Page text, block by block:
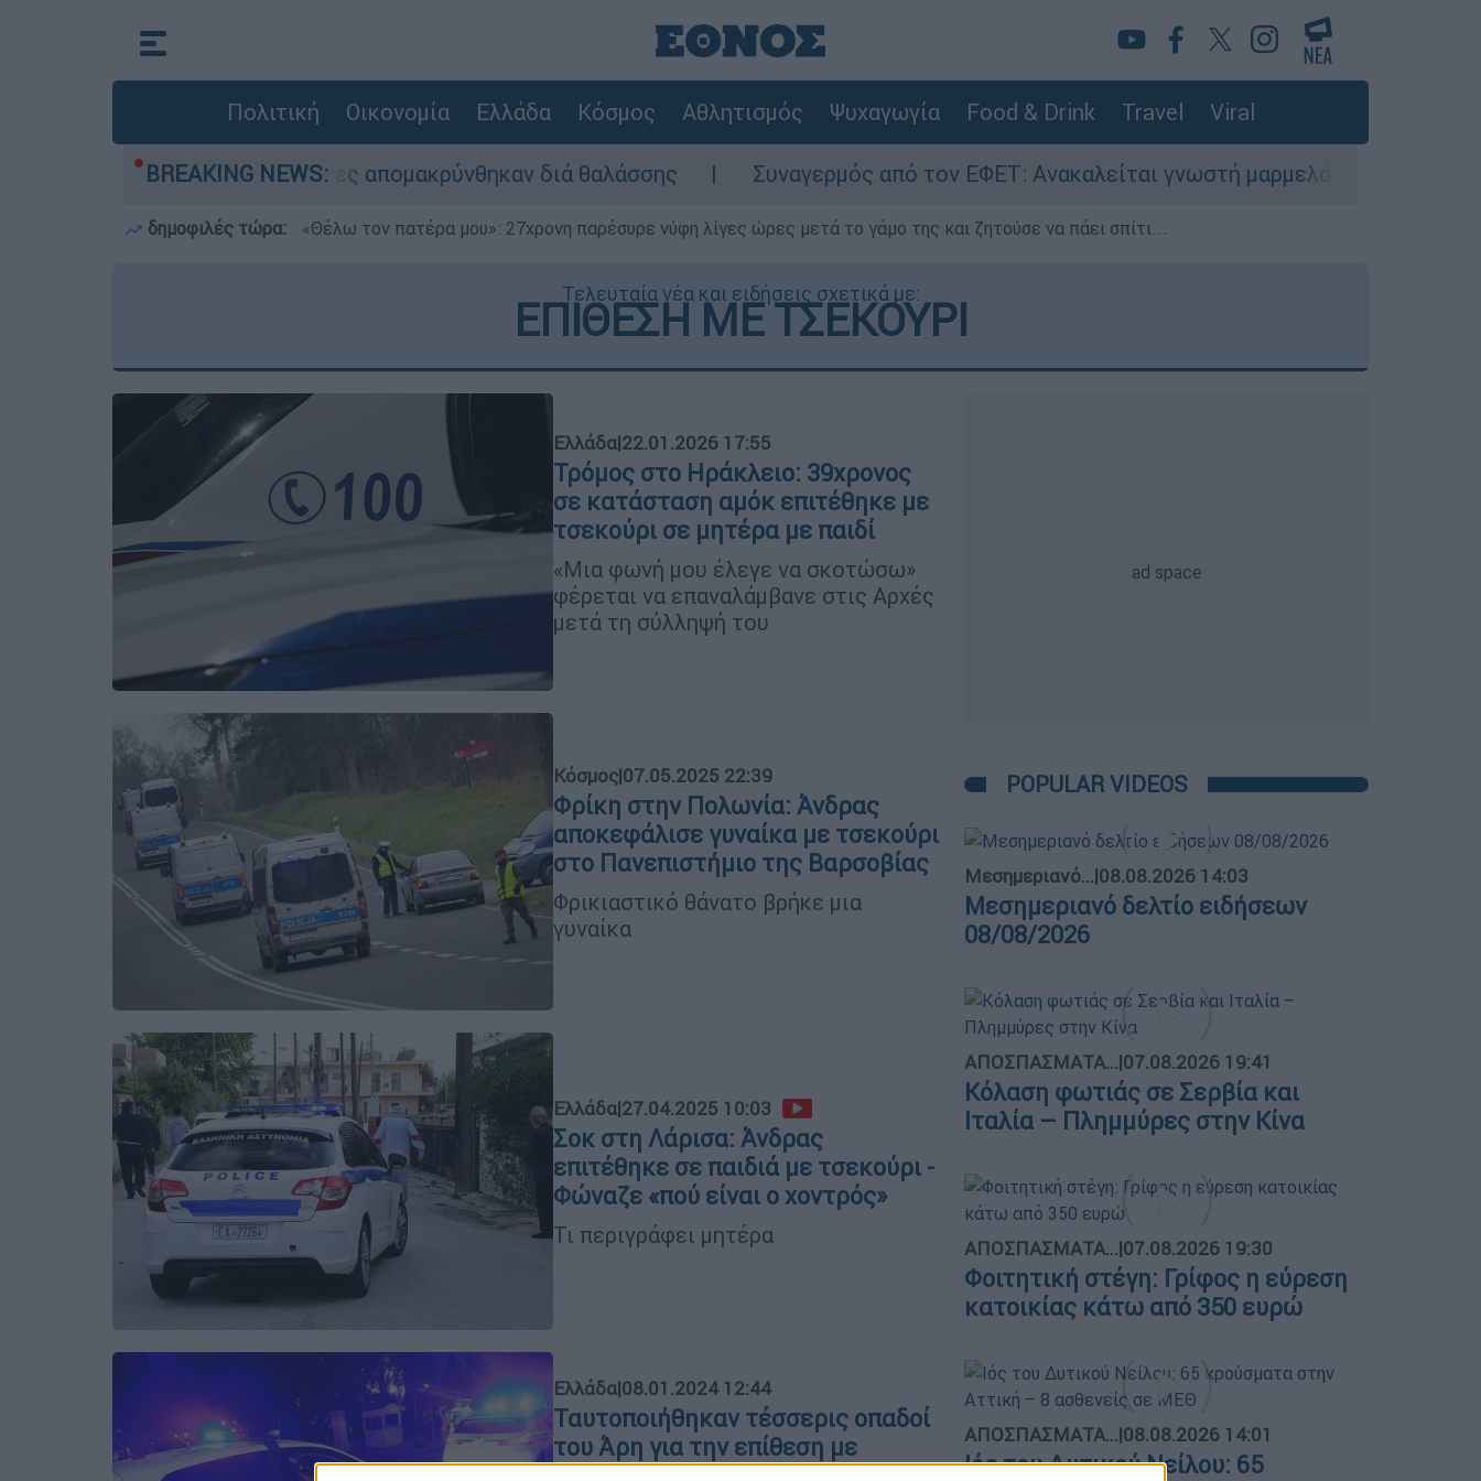
Πολιτική Οικονομία Ελλάδα Κόσμος Αθλητισμός Ψυχαγωγία Food & Drink Travel Viral
BREAKING NEWS:
- 254 πολίτες απομακρύνθηκαν διά θαλάσσης Συναγερμός από τον ΕΦΕΤ: Ανακαλείται γνωστή μαρμελάδα - Κίνδυνος θραύσης στη
δημοφιλές τώρα: «Θέλω τον πατέρα μου»: 27χρονη παρέσυρε νύφη λίγες ώρες μετά το γάμο της και ζητούσε να πάει σπίτι...
Τελευταία νέα και ειδήσεις σχετικά με:
ΕΠΙΘΕΣΗ ΜΕ ΤΣΕΚΟΥΡΙ
Ελλάδα|22.01.2026 17:55
Τρόμος στο Ηράκλειο: 39χρονος
σε κατάσταση αμόκ επιτέθηκε με
τσεκούρι σε μητέρα με παιδί
«Μια φωνή μου έλεγε να σκοτώσω»
φέρεται να επαναλάμβανε στις Αρχές
μετά τη σύλληψή του
Κόσμος|07.05.2025 22:39
Φρίκη στην Πολωνία: Άνδρας
αποκεφάλισε γυναίκα με τσεκούρι
στο Πανεπιστήμιο της Βαρσοβίας
Φρικιαστικό θάνατο βρήκε μια
γυναίκα
Ελλάδα|27.04.2025 10:03
Σοκ στη Λάρισα: Άνδρας
επιτέθηκε σε παιδιά με τσεκούρι -
Φώναζε «πού είναι ο χοντρός»
Τι περιγράφει μητέρα
Ελλάδα|08.01.2024 12:44
Ταυτοποιήθηκαν τέσσερις οπαδοί
του Άρη για την επίθεση με
POPULAR VIDEOS
Μεσημεριανό...|08.08.2026 14:03
Μεσημεριανό δελτίο ειδήσεων
08/08/2026
ΑΠΟΣΠΑΣΜΑΤΑ...|07.08.2026 19:41
Κόλαση φωτιάς σε Σερβία και
Ιταλία – Πλημμύρες στην Κίνα
ΑΠΟΣΠΑΣΜΑΤΑ...|07.08.2026 19:30
Φοιτητική στέγη: Γρίφος η εύρεση
κατοικίας κάτω από 350 ευρώ
ΑΠΟΣΠΑΣΜΑΤΑ...|08.08.2026 14:01
Ιός του Δυτικού Νείλου: 65